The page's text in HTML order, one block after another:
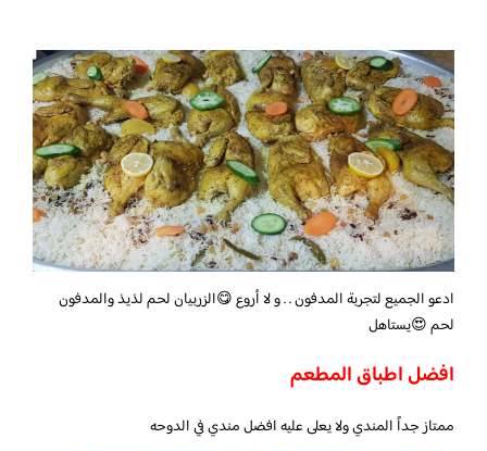
ادعو الجميع لتجربة المدفون . . و لا أروع 😋الزربيان لحم لذيذ والمدفون
لحم 😍يستاهل
افضل اطباق المطعم
ممتاز جداً المندي ولا يعلى عليه افضل مندي في الدوحه